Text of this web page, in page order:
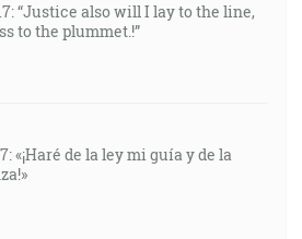
“Justice also will I lay to the line,
to the plummet.!”
«¡Haré de la ley mi guía y de la